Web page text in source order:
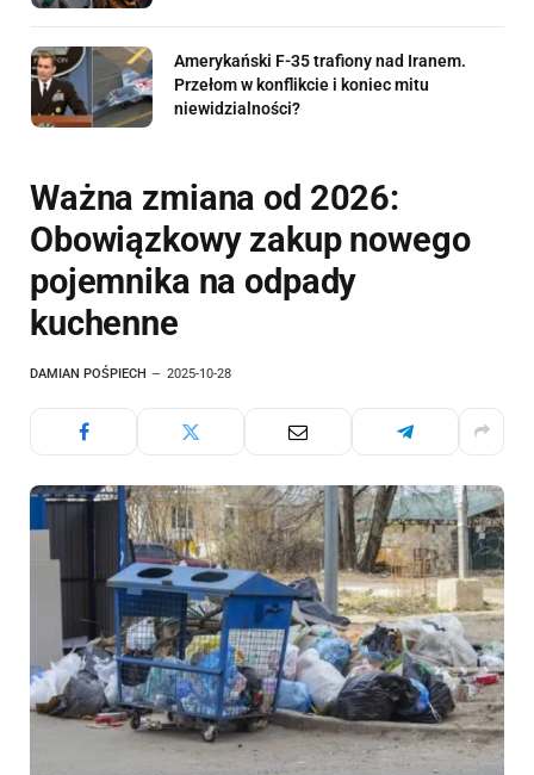
Amerykański F-35 trafiony nad Iranem.
Przełom w konflikcie i koniec mitu
niewidzialności?
Ważna zmiana od 2026:
Obowiązkowy zakup nowego
pojemnika na odpady
kuchenne
DAMIAN POŚPIECH 2025-10-28